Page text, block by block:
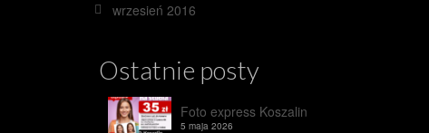
wrzesień 2016
Ostatnie posty
Foto express Koszalin
5 maja 2026